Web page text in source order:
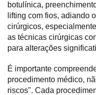
botulínica,
lifting com fios, adiando
cirúrgicos,
as técnicas cirúrgicas
para alterações
É importante
procedimento médico,
riscos". Cada